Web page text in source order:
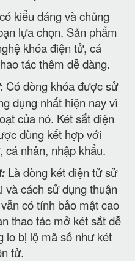
kiểu dáng và chủng
lựa chọn. Sản phẩm
khóa điện tử, cá
tác thêm dễ dàng.
: Có dòng khóa được sử
dụng nhất hiện nay vì
của nó. Két sắt điện
dùng kết hợp với
cá nhân, nhập khẩu.
Là dòng két điện tử sử
và cách sử dụng thuận
có tính bảo mật cao
thao tác mở két sắt dễ
lo bị lộ mã số như két
tử.